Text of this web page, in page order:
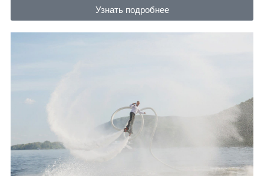
Узнать подробнее